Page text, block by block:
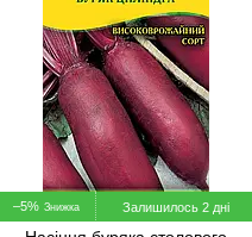
–5% Залишилось 2 дні